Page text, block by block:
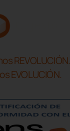
REVOLUCIÓN.
EVOLUCIÓN.